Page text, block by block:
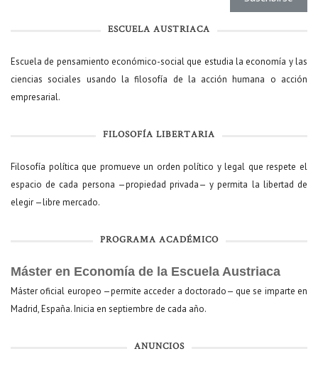
ESCUELA AUSTRIACA
Escuela de pensamiento económico-social que estudia la economía y las
ciencias sociales usando la filosofía de la acción humana o acción
empresarial.
FILOSOFÍA LIBERTARIA
Filosofía política que promueve un orden político y legal que respete el
espacio de cada persona —propiedad privada— y permita la libertad de
elegir —libre mercado.
PROGRAMA ACADÉMICO
Máster en Economía de la Escuela Austriaca
Máster oficial europeo —permite acceder a doctorado— que se imparte en
Madrid, España. Inicia en septiembre de cada año.
ANUNCIOS